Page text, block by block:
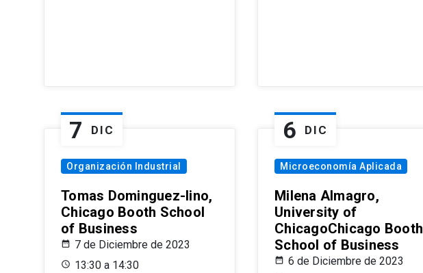
7 DIC
Organización Industrial
Tomas Dominguez-Iino,
Chicago Booth School
of Business
7 de Diciembre de 2023
13:30 a 14:30
6 DIC
Microeconomía Aplicada
Milena Almagro,
University of
ChicagoChicago Booth
School of Business
6 de Diciembre de 2023